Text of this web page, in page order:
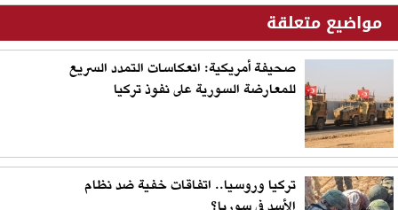
مواضيع متعلقة
صحيفة أمريكية: انعكاسات التمدد السريع
للمعارضة السورية على نفوذ تركيا
تركيا وروسيا.. اتفاقات خفية ضد نظام